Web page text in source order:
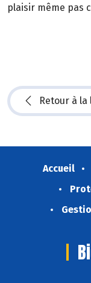
plaisir même pas
Retour à la
Accueil